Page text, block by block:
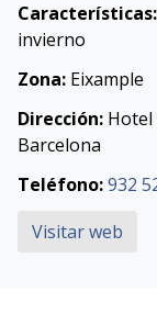
Características:
invierno
Zona: Eixample
Dirección: Hotel
Barcelona ‎
Teléfono:932
Visitar web